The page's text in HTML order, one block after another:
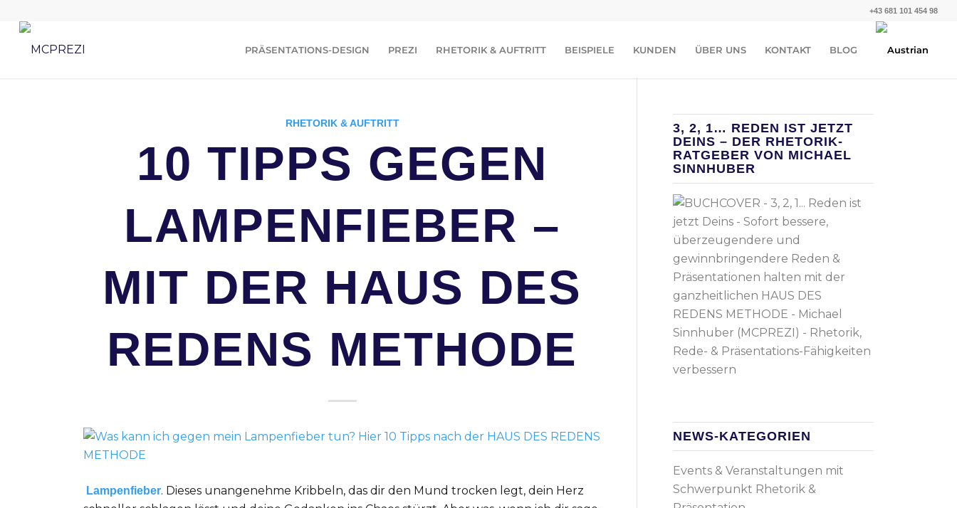
+43 681 101 454 98
PRÄSENTATIONS-DESIGN PREZI RHETORIK & AUFTRITT BEISPIELE KUNDEN ÜBER UNS KONTAKT BLOG
RHETORIK & AUFTRITT
10 TIPPS GEGEN
LAMPENFIEBER –
MIT DER HAUS DES
REDENS METHODE
Lampenfieber. Dieses unangenehme Kribbeln, das dir den Mund trocken legt, dein Herz
3, 2, 1… REDEN IST JETZT
DEINS – DER RHETORIK-
RATGEBER VON MICHAEL
SINNHUBER
NEWS-KATEGORIEN
Events & Veranstaltungen mit
Schwerpunkt Rhetorik &